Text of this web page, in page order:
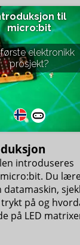
til
micro:bit
elektronikk
prosjekt?
introduseres
micro:bit. Du
på og
på LED